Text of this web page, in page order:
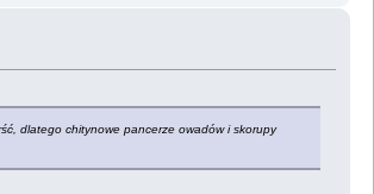
dlatego chitynowe pancerze owadów i skorupy